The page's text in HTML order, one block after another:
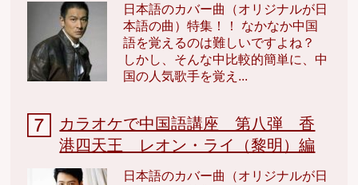
日本語のカバー曲（オリジナルが日
本語の曲）特集！！ なかなか中国
語を覚えるのは難しいですよね？
しかし、そんな中比較的簡単に、中
国の人気歌手を覚え...
カラオケで中国語講座 第八弾 香
港四天王 レオン・ライ（黎明）編
日本語のカバー曲（オリジナルが日